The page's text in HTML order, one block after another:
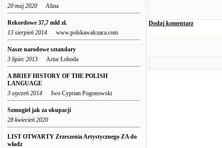
20 maj 2020 Alina
Rekordowe 37,7 mld zł.
13 sierpień 2014 www.polskawalczaca.com
Nasze narodowe sztandary
3 lipiec 2013 Artur Łoboda
A BRIEF HISTORY OF THE POLISH
LANGUAGE
3 styczeń 2014 Iwo Cyprian Pogonowski
Szmugiel jak za okupacji
28 kwiecień 2020
LIST OTWARTY Zrzeszenia Artystycznego ZA do
władz
Dodaj komentarz